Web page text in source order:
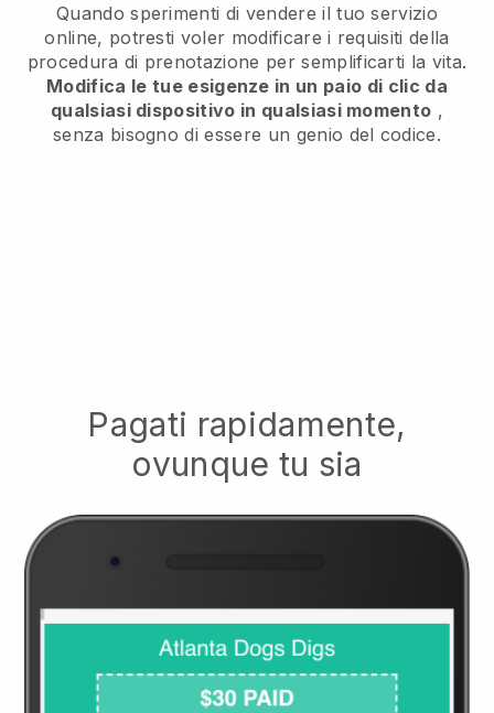
Quando sperimenti di vendere il tuo servizio
online, potresti voler modificare i requisiti della
procedura di prenotazione per semplificarti la vita.
Modifica le tue esigenze in un paio di clic da
qualsiasi dispositivo in qualsiasi momento ,
senza bisogno di essere un genio del codice.
Pagati rapidamente,
ovunque tu sia